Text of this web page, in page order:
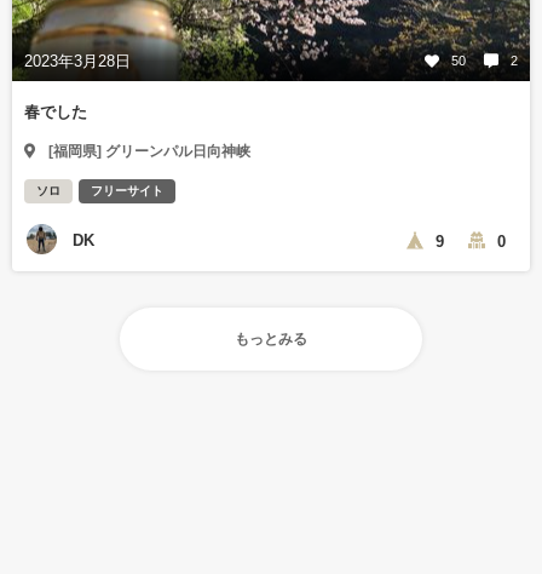
2023年3月28日 50 2
春でした
[福岡県] グリーンパル日向神峡
ソロ フリーサイト
DK 9 0
もっとみる